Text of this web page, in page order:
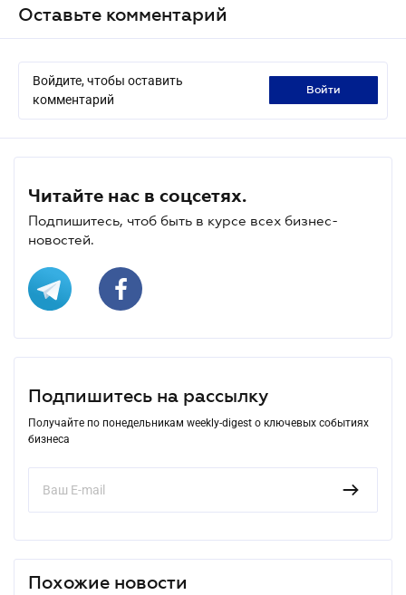
Оставьте комментарий
Войдите, чтобы оставить
комментарий
войти
Читайте нас в соцсетях.
Подпишитесь, чтоб быть в курсе всех бизнес-
новостей.
Подпишитесь на рассылку
Получайте по понедельникам weekly-digest о ключевых событиях
бизнеса
Похожие новости